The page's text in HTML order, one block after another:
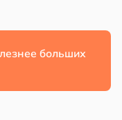
больших